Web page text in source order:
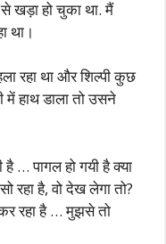
खड़ा हो चुका था. मैं
था।
रहा था और शिल्पी कुछ
में हाथ डाला तो उसने
है … पागल हो गयी है क्या
रहा है, वो देख लेगा तो?
रहा है … मुझसे तो